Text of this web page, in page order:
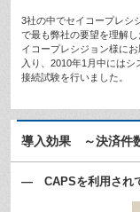
3社の中でセイコープレシ
で最も弊社の要望を理解
イコープレシジョン様に
入り、2010年1月中には
接続試験を行いました。
導入効果 ～決済件
— CAPSを利用されて